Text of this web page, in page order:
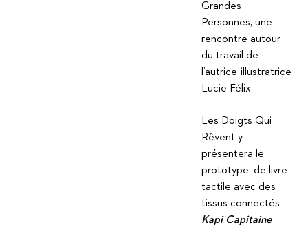
Grandes
Personnes, une
rencontre autour
du travail de
l’autrice-illustratrice
Lucie Félix.
Les Doigts Qui
Rêvent y
présentera le
prototype de livre
tactile avec des
tissus connectés
Kapi Capitaine